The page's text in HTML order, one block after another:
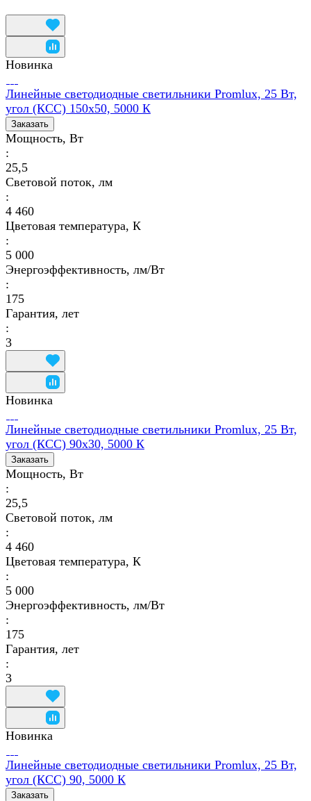
Новинка
Линейные светодиодные светильники Promlux, 25 Вт,
угол (КСС) 150х50, 5000 К
Заказать
Мощность, Вт
:
25,5
Световой поток, лм
:
4 460
Цветовая температура, К
:
5 000
Энергоэффективность, лм/Вт
:
175
Гарантия, лет
:
3
Новинка
Линейные светодиодные светильники Promlux, 25 Вт,
угол (КСС) 90х30, 5000 К
Заказать
Мощность, Вт
:
25,5
Световой поток, лм
:
4 460
Цветовая температура, К
:
5 000
Энергоэффективность, лм/Вт
:
175
Гарантия, лет
:
3
Новинка
Линейные светодиодные светильники Promlux, 25 Вт,
угол (КСС) 90, 5000 К
Заказать